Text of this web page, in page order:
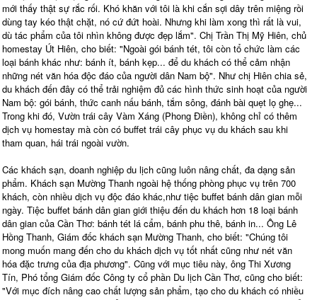
mới thấy thật sự rắc rối. Khó khăn với tôi là khi cắn sợi dây trên miệng rồi
dùng tay kéo thật chặt, nó cứ đứt hoài. Nhưng khi làm xong thì rất là vui,
dù tác phẩm của tôi nhìn không được đẹp lắm". Chị Trần Thị Mỹ Hiên, chủ
homestay Út Hiên, cho biết: "Ngoài gói bánh tét, tôi còn tổ chức làm các
loại bánh khác như: bánh ít, bánh kẹp... để du khách có thể cảm nhận
những nét văn hóa độc đáo của người dân Nam bộ". Như chị Hiên chia sẻ,
du khách đến đây có thể trải nghiệm đủ các hình thức sinh hoạt của người
Nam bộ: gói bánh, thức canh nấu bánh, tắm sông, đánh bài quẹt lọ ghẹ...
Trong khi đó, Vườn trái cây Vàm Xáng (Phong Điền), không chỉ có thêm
dịch vụ homestay mà còn có buffet trái cây phục vụ du khách sau khi
tham quan, hái trái ngoài vườn.
Các khách sạn, doanh nghiệp du lịch cũng luôn nâng chất, đa dạng sản
phẩm. Khách sạn Mường Thanh ngoài hệ thống phòng phục vụ trên 700
khách, còn nhiều dịch vụ độc đáo khác,như tiệc buffet bánh dân gian mỗi
ngày. Tiệc buffet bánh dân gian giới thiệu đến du khách hơn 18 loại bánh
dân gian của Cần Thơ: bánh tét lá cẩm, bánh phu thê, bánh in... Ông Lê
Hồng Thanh, Giám đốc khách sạn Mường Thanh, cho biết: "Chúng tôi
mong muốn mang đến cho du khách dịch vụ tốt nhất cũng như nét văn
hóa đặc trưng của địa phương". Cũng với mục tiêu này, ông Thi Xương
Tín, Phó tổng Giám đốc Công ty cổ phần Du lịch Cần Thơ, cũng cho biết:
"Với mục đích nâng cao chất lượng sản phẩm, tạo cho du khách có nhiều